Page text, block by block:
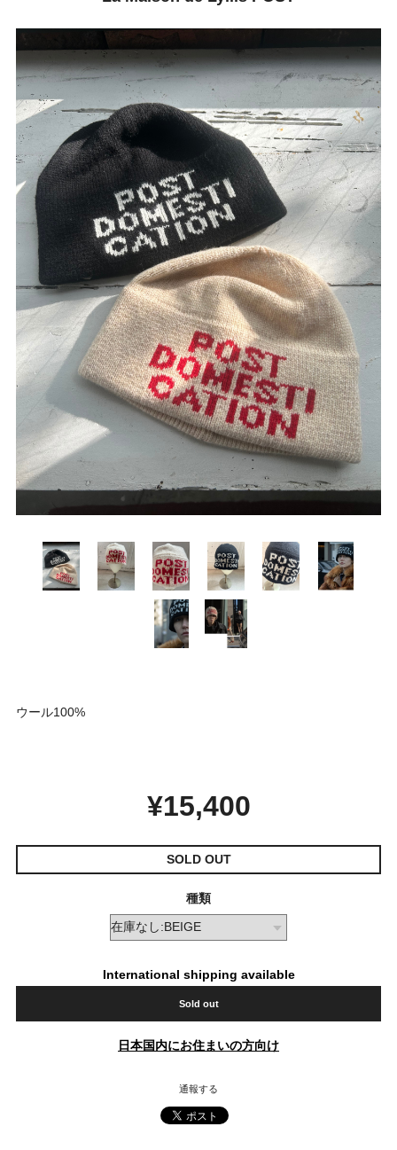
ウール100%
¥15,400
SOLD OUT
種類
International shipping available
Sold out
日本国内にお住まいの方向け
通報する